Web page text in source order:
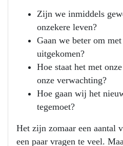
Zijn we inmiddels
onzekere leven?
Gaan we beter om
uitgekomen?
Hoe staat het met
onze verwachting?
Hoe gaan wij het
tegemoet?
Het zijn zomaar een aantal
een paar vragen te veel.